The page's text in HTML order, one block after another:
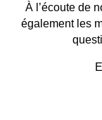
À l’écoute de
également les